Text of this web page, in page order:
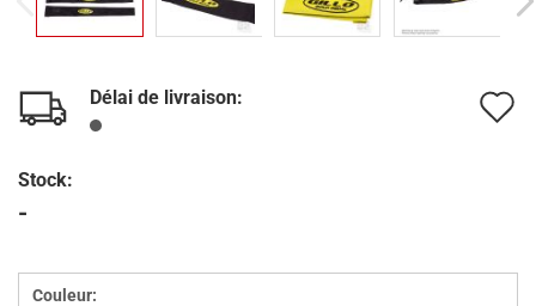
Délai de livraison:
Stock:
-
Couleur: